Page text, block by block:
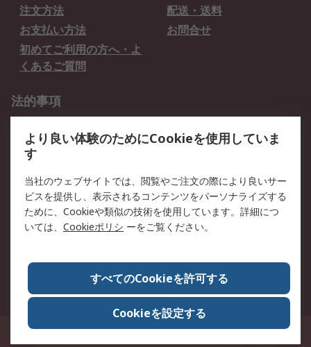
注文方法
配送・送料
お支払い方法
お問合せ
初めてご利用の方へ・よ
くあるご質問
法的事項
クッキーポリシー
RSについて
会社概要
採用情報
プレスリリース＆お知ら
コーポレートサイト
全世界のRS
RSの歴史
ESGへの取り組み（英語）
認証について
〒240-0005 神奈川県横浜市保土ヶ谷区神戸町134番地 横浜ビジネスパーク ウ
より良い体験のためにCookieを使用していま
す
当社のウェブサイトでは、閲覧やご注文の際により良いサー
ビスを提供し、表示されるコンテンツをパーソナライズする
ために、Cookieや類似の技術を使用しています。詳細につ
いては、 Cookieポリシ ーをご覧ください。
すべてのCookieを許可する
Cookieを設定する